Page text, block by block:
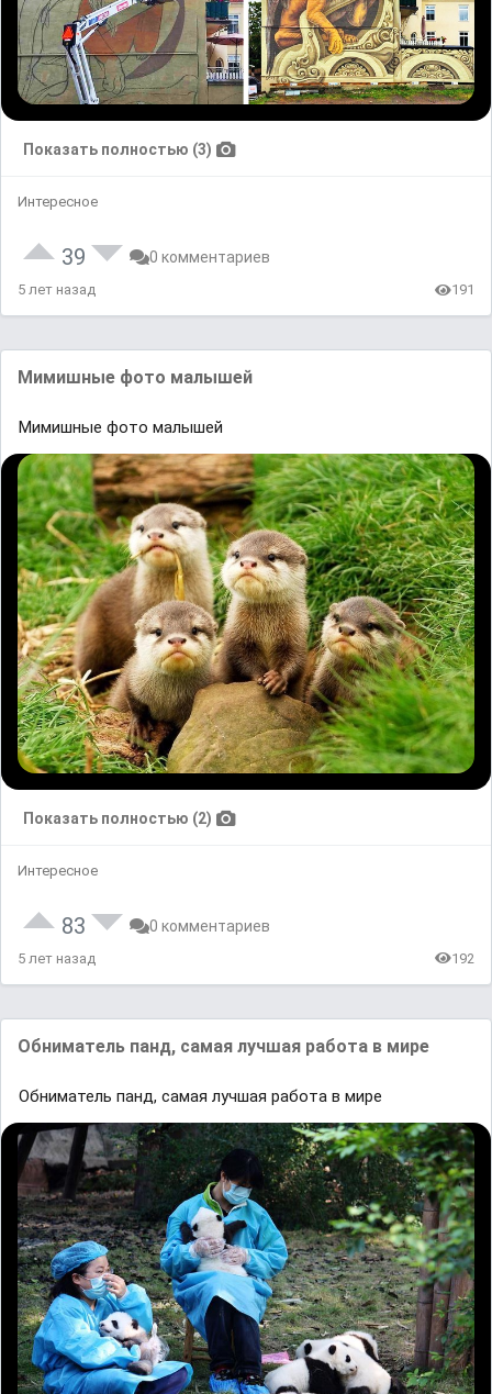
Показать полностью (3)
Интересное
39 0 комментариев
5 лет назад 191
Мимишные фото малышей
Мимишные фото малышей
Показать полностью (2)
Интересное
83 0 комментариев
5 лет назад 192
Обниматель панд, самая лучшая работа в мире
Обниматель панд, самая лучшая работа в мире